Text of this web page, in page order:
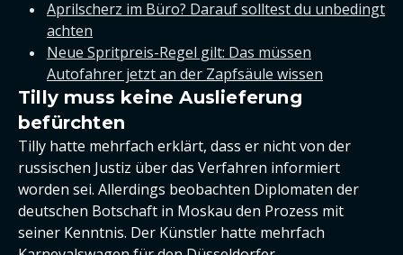
Aprilscherz im Büro? Darauf solltest du unbedingt
achten
Neue Spritpreis-Regel gilt: Das müssen
Autofahrer jetzt an der Zapfsäule wissen
Tilly muss keine Auslieferung
befürchten
Tilly hatte mehrfach erklärt, dass er nicht von der
russischen Justiz über das Verfahren informiert
worden sei. Allerdings beobachten Diplomaten der
deutschen Botschaft in Moskau den Prozess mit
seiner Kenntnis. Der Künstler hatte mehrfach